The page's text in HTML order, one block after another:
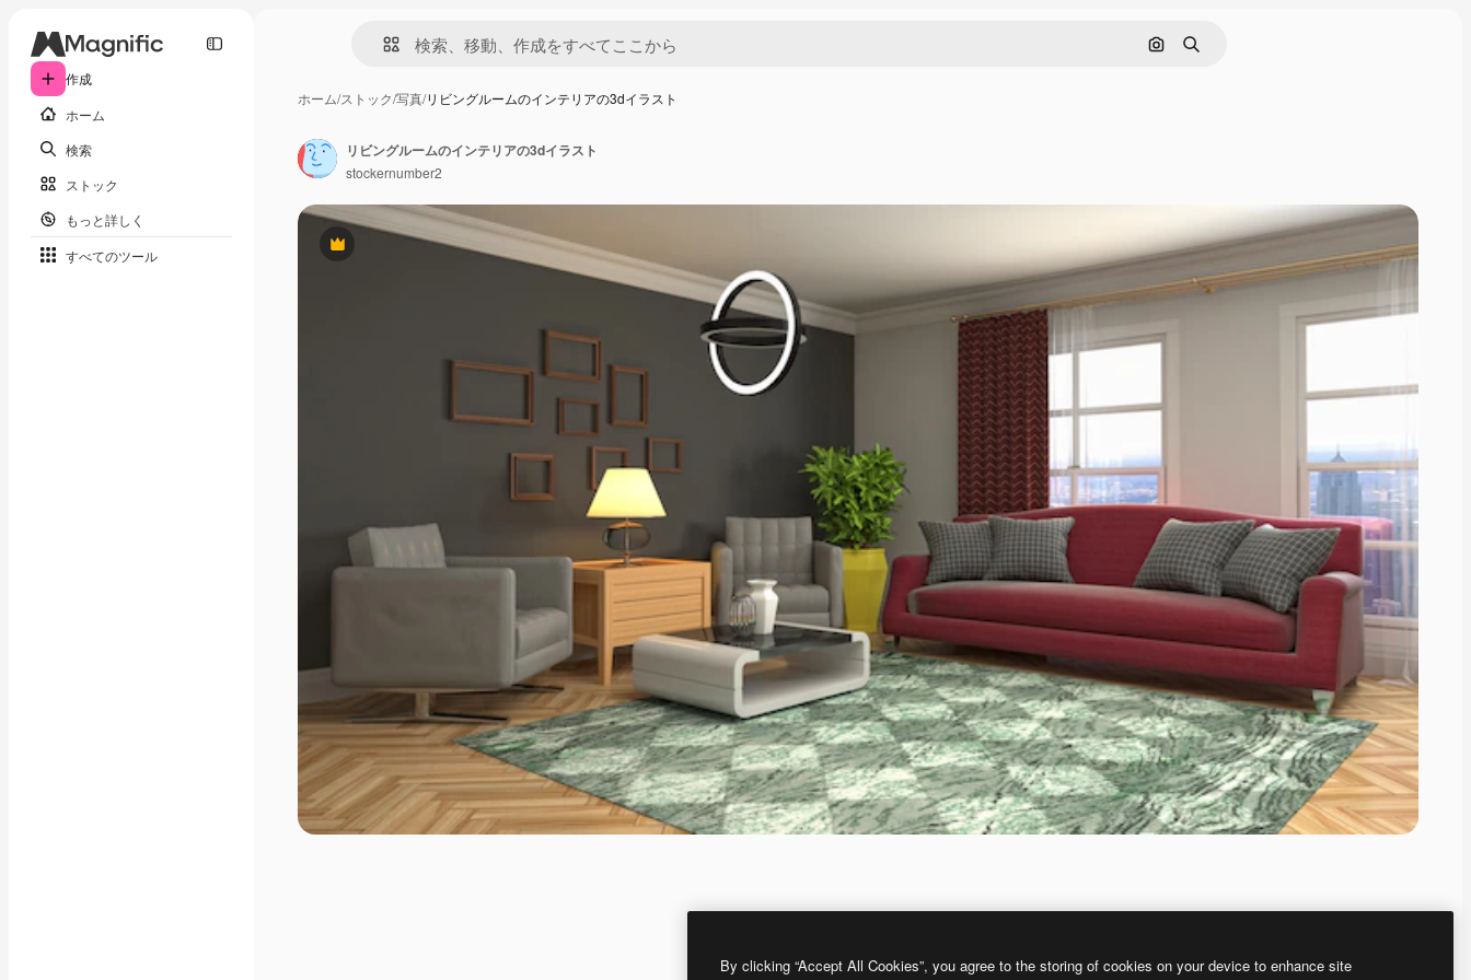
作成
ホーム
検索
ストック
もっと詳しく
すべてのツール
画像で検索
検索
ホーム/ストック/写真/リビングルームのインテリアの3dイラスト
Premium
リビングルームのインテリアの3dイラスト
stockernumber2
By clicking “Accept All Cookies”, you agree to the storing of cookies on your device to enhance site